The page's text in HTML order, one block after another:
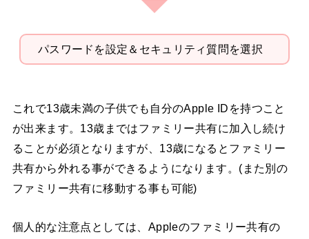
パスワードを設定＆セキュリティ質問を選択
これで13歳未満の子供でも自分のApple IDを持つこと
が出来ます。13歳まではファミリー共有に加入し続け
ることが必須となりますが、13歳になるとファミリー
共有から外れる事ができるようになります。(また別の
ファミリー共有に移動する事も可能)
個人的な注意点としては、Appleのファミリー共有の